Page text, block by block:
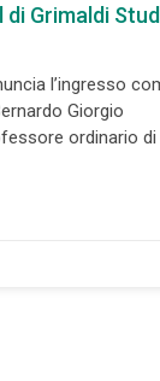
Grimaldi
l’ingresso
Giorgio
ordinario di